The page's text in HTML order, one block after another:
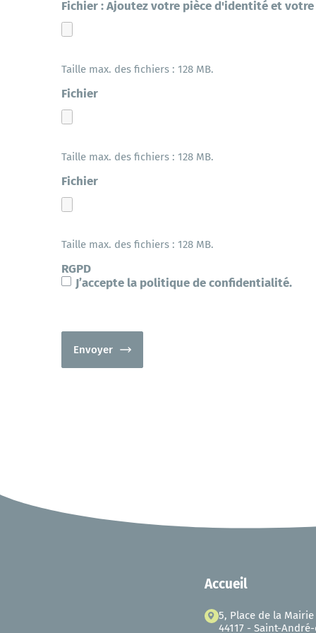
Fichier : Ajoutez votre pièce d'identité et
Taille max. des fichiers : 128 MB.
Fichier
Taille max. des fichiers : 128 MB.
Fichier
Taille max. des fichiers : 128 MB.
RGPD
J’accepte la politique de confidentialité.
Envoyer
Accueil
5, Place de la Mairie
44117 - Saint-